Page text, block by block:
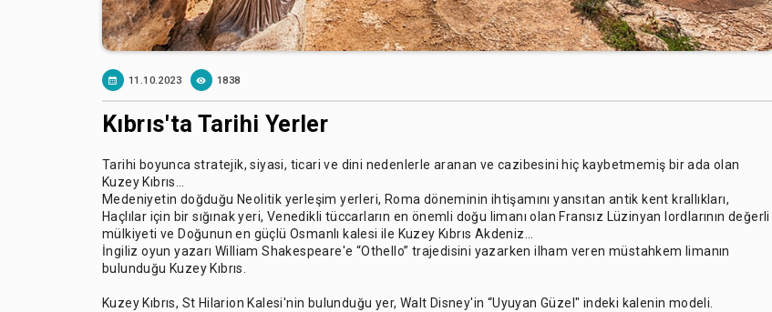
11.10.2023 1838
Kıbrıs'ta Tarihi Yerler
Tarihi boyunca stratejik, siyasi, ticari ve dini nedenlerle aranan ve cazibesini hiç kaybetmemiş bir ada olan
Kuzey Kıbrıs…
Medeniyetin doğduğu Neolitik yerleşim yerleri, Roma döneminin ihtişamını yansıtan antik kent krallıkları,
Haçlılar için bir sığınak yeri, Venedikli tüccarların en önemli doğu limanı olan Fransız Lüzinyan lordlarının değerli
mülkiyeti ve Doğunun en güçlü Osmanlı kalesi ile Kuzey Kıbrıs Akdeniz...
İngiliz oyun yazarı William Shakespeare'e “Othello” trajedisini yazarken ilham veren müstahkem limanın
bulunduğu Kuzey Kıbrıs.
Kuzey Kıbrıs, St Hilarion Kalesi'nin bulunduğu yer, Walt Disney'in “Uyuyan Güzel" indeki kalenin modeli.